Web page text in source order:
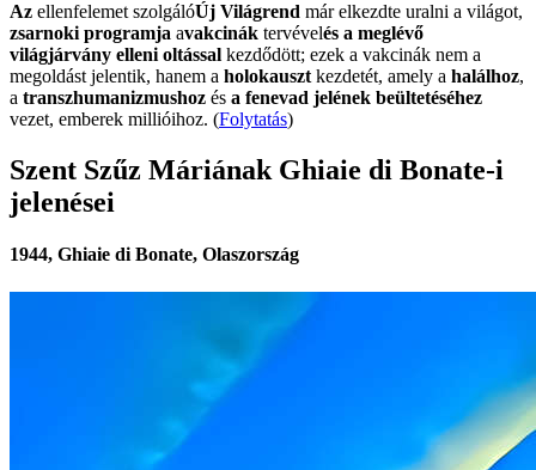
Az ellenfelemet szolgálóÚj Világrend már elkezdte uralni a világot,
zsarnoki programja avakcinák tervévelés a meglévő
világjárvány elleni oltással kezdődött; ezek a vakcinák nem a
megoldást jelentik, hanem a holokauszt kezdetét, amely a halálhoz,
a transzhumanizmushoz és a fenevad jelének beültetéséhez
vezet, emberek millióihoz. (Folytatás)
Szent Szűz Máriának Ghiaie di Bonate-i
jelenései
1944, Ghiaie di Bonate, Olaszország